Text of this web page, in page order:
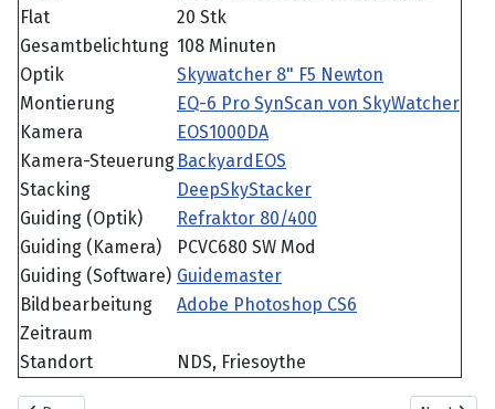
Flat
20 Stk
Gesamtbelichtung 108 Minuten
Optik
Skywatcher 8" F5 Newton
Montierung
EQ-6 Pro SynScan von SkyWatcher
Kamera
EOS1000DA
Kamera-Steuerung BackyardEOS
Stacking
DeepSkyStacker
Guiding (Optik)
Refraktor 80/400
Guiding (Kamera)
PCVC680 SW Mod
Guiding (Software) Guidemaster
Bildbearbeitung
Adobe Photoshop CS6
Zeitraum
Standort
NDS, Friesoythe